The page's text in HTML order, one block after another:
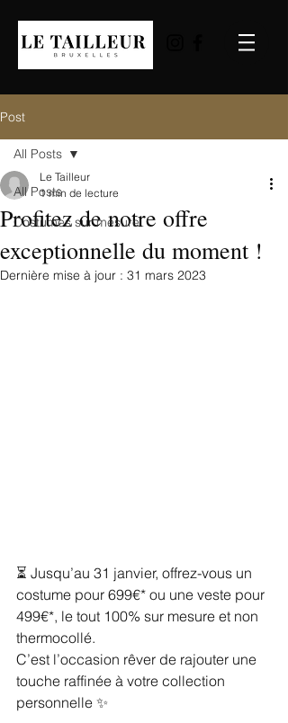
Post
All Posts
Costumes sur mesure
All Posts
Profitez de notre offre
exceptionnelle du moment !
Le Tailleur
1 min de lecture
Dernière mise à jour : 31 mars 2023
⏳ Jusqu’au 31 janvier, offrez-vous un
costume pour 699€* ou une veste pour
499€*, le tout 100% sur mesure et non
thermocollé.
C’est l’occasion rêver de rajouter une
touche raffinée à votre collection
personnelle ✨